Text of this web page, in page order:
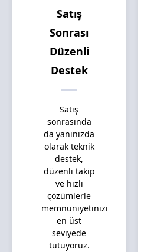
Satış
Sonrası
Düzenli
Destek
Satış
sonrasında
da yanınızda
olarak teknik
destek,
düzenli takip
ve hızlı
çözümlerle
memnuniyetinizi
en üst
seviyede
tutuyoruz.